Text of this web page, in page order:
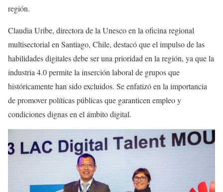
región.
Claudia Uribe, directora de la Unesco en la oficina regional
multisectorial en Santiago, Chile, destacó que el impulso de las
habilidades digitales debe ser una prioridad en la región, ya que la
industria 4.0 permite la inserción laboral de grupos que
históricamente han sido excluidos. Se enfatizó en la importancia
de promover políticas públicas que garanticen empleo y
condiciones dignas en el ámbito digital.